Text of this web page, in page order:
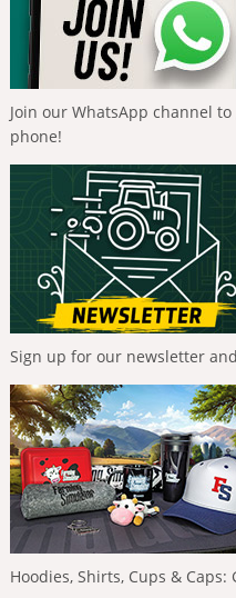
Join our WhatsApp channel
phone!
Sign up for our newsletter
Hoodies, Shirts, Cups &